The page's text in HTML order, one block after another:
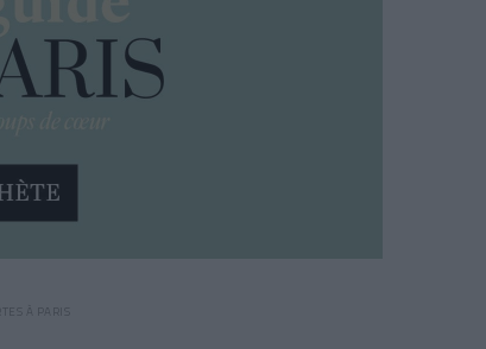
À PARIS